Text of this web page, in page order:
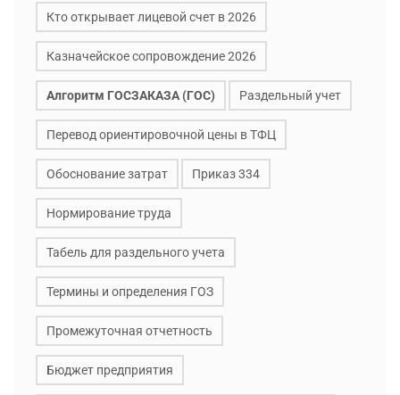
Кто открывает лицевой счет в 2026
Казначейское сопровождение 2026
Алгоритм ГОСЗАКАЗА (ГОС) Раздельный учет
Перевод ориентировочной цены в ТФЦ
Обоснование затрат Приказ 334
Нормирование труда
Табель для раздельного учета
Термины и определения ГОЗ
Промежуточная отчетность
Бюджет предприятия